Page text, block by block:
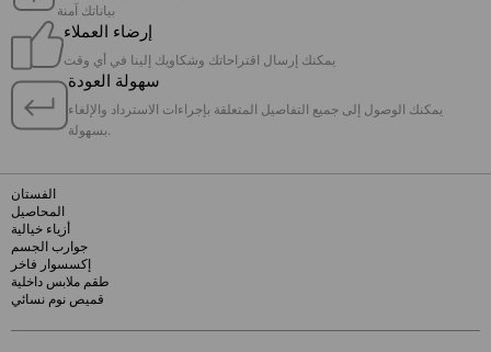
بياناتك آمنة
إرضاء العملاء
يمكنك إرسال اقتراحاتك وشكاويك إلينا في أي وقت
سهولة العودة
يمكنك الوصول إلى جميع التفاصيل المتعلقة بإجراءات الاسترداد والإلغاء
بسهولة.
الفستان
المحاصيل
أزياء خيالية
جوارب الجسم
إكسسوار فاخر
طقم ملابس داخلية
قميص نوم نسائي